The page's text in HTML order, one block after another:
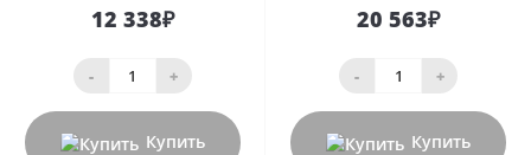
12 338₽
- +
Купить
20 563₽
- +
Купить